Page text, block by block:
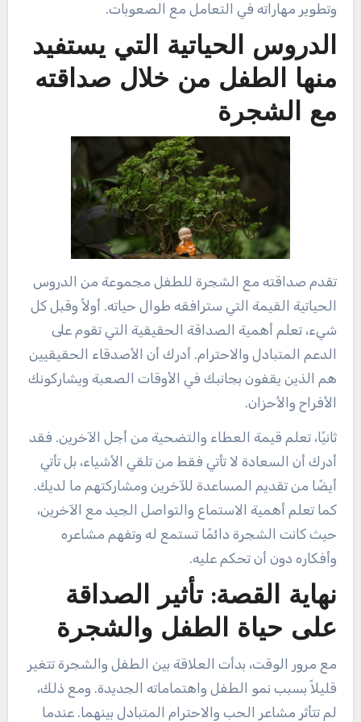
وتطوير مهاراته في التعامل مع الصعوبات.
الدروس الحياتية التي يستفيد
منها الطفل من خلال صداقته
مع الشجرة
تقدم صداقته مع الشجرة للطفل مجموعة من الدروس
الحياتية القيمة التي سترافقه طوال حياته. أولاً وقبل كل
شيء، تعلم أهمية الصداقة الحقيقية التي تقوم على
الدعم المتبادل والاحترام. أدرك أن الأصدقاء الحقيقيين
هم الذين يقفون بجانبك في الأوقات الصعبة ويشاركونك
الأفراح والأحزان.
ثانيًا، تعلم قيمة العطاء والتضحية من أجل الآخرين. فقد
أدرك أن السعادة لا تأتي فقط من تلقي الأشياء، بل تأتي
أيضًا من تقديم المساعدة للآخرين ومشاركتهم ما لديك.
كما تعلم أهمية الاستماع والتواصل الجيد مع الآخرين،
حيث كانت الشجرة دائمًا تستمع له وتفهم مشاعره
وأفكاره دون أن تحكم عليه.
نهاية القصة: تأثير الصداقة
على حياة الطفل والشجرة
مع مرور الوقت، بدأت العلاقة بين الطفل والشجرة تتغير
قليلاً بسبب نمو الطفل واهتماماته الجديدة. ومع ذلك،
لم تتأثر مشاعر الحب والاحترام المتبادل بينهما. عندما